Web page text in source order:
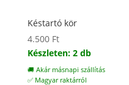
Késtartó kör
4.500 Ft
Készleten: 2 db
🚚 Akár másnapi szállítás
✅ Magyar raktárról